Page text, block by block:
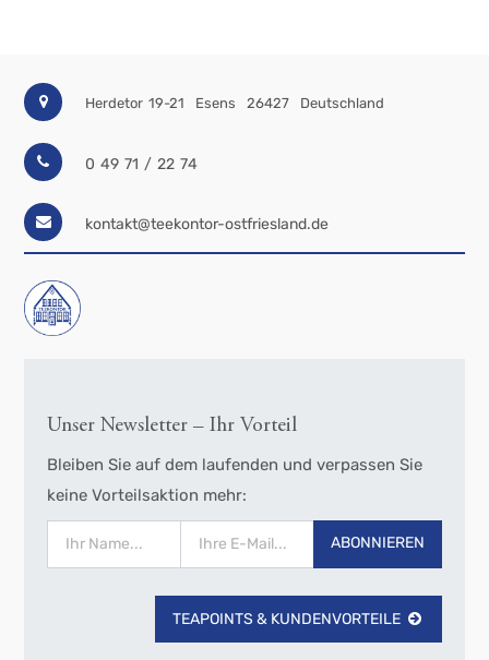
Herdetor 19-21 Esens 26427 Deutschland
0 49 71 / 22 74
kontakt@teekontor-ostfriesland.de
Unser Newsletter – Ihr Vorteil
Bleiben Sie auf dem laufenden und verpassen Sie
keine Vorteilsaktion mehr:
ABONNIEREN
TEAPOINTS & KUNDENVORTEILE